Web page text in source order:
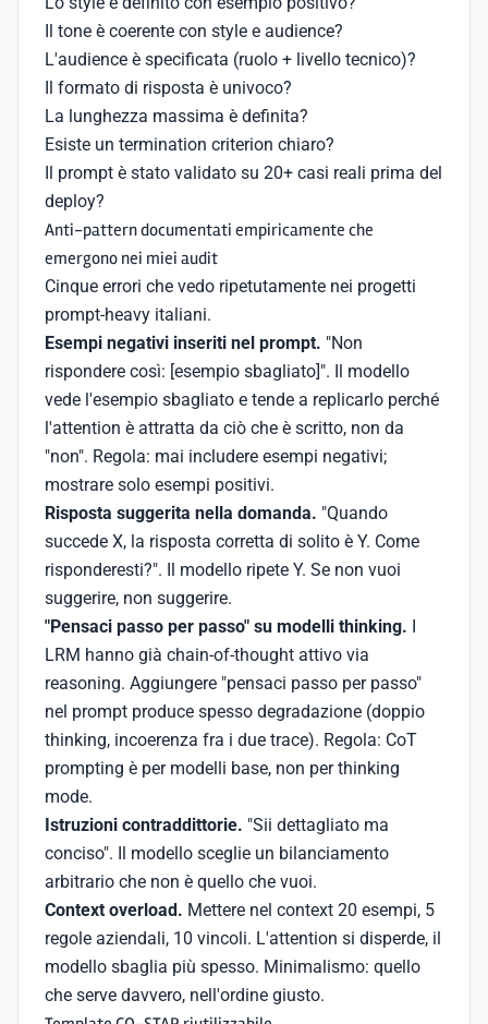
Il tone è coerente con style e audience?
L'audience è specificata (ruolo + livello tecnico)?
Il formato di risposta è univoco?
La lunghezza massima è definita?
Esiste un termination criterion chiaro?
Il prompt è stato validato su 20+ casi reali prima del
deploy?
Anti-pattern documentati empiricamente che
emergono nei miei audit
Cinque errori che vedo ripetutamente nei progetti
prompt-heavy italiani.
Esempi negativi inseriti nel prompt. "Non
rispondere così: [esempio sbagliato]". Il modello
vede l'esempio sbagliato e tende a replicarlo perché
l'attention è attratta da ciò che è scritto, non da
"non". Regola: mai includere esempi negativi;
mostrare solo esempi positivi.
Risposta suggerita nella domanda. "Quando
succede X, la risposta corretta di solito è Y. Come
risponderesti?". Il modello ripete Y. Se non vuoi
suggerire, non suggerire.
"Pensaci passo per passo" su modelli thinking. I
LRM hanno già chain-of-thought attivo via
reasoning. Aggiungere "pensaci passo per passo"
nel prompt produce spesso degradazione (doppio
thinking, incoerenza fra i due trace). Regola: CoT
prompting è per modelli base, non per thinking
mode.
Istruzioni contraddittorie. "Sii dettagliato ma
conciso". Il modello sceglie un bilanciamento
arbitrario che non è quello che vuoi.
Context overload. Mettere nel context 20 esempi, 5
regole aziendali, 10 vincoli. L'attention si disperde, il
modello sbaglia più spesso. Minimalismo: quello
che serve davvero, nell'ordine giusto.